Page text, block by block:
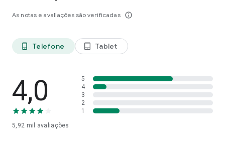
As notas e avaliações são verificadas info_outline
phone_android Telefone tablet_android Tablet
4,0
5,92 mil avaliações
5
4
3
2
1